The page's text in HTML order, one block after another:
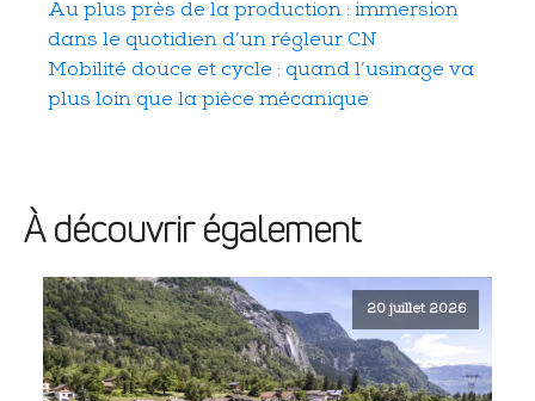
Au plus près de la production : immersion
dans le quotidien d’un régleur CN
Mobilité douce et cycle : quand l’usinage va
plus loin que la pièce mécanique
À découvrir également
20 juillet 2026